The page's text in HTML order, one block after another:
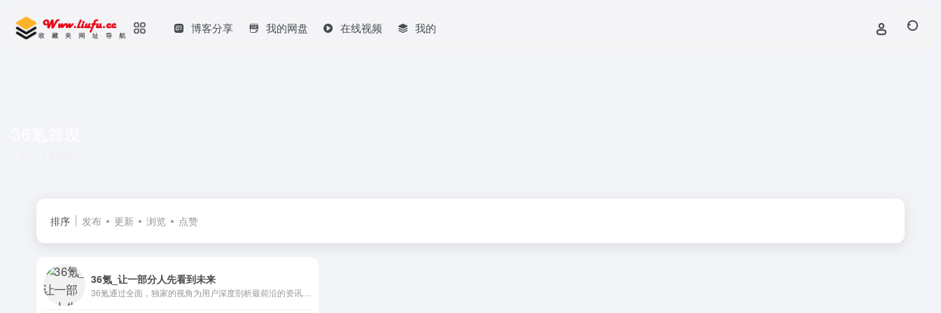
博客分享 我的网盘 在线视频 我的
排序 发布 更新 浏览 点赞
36氪_让一部分人先看到未来